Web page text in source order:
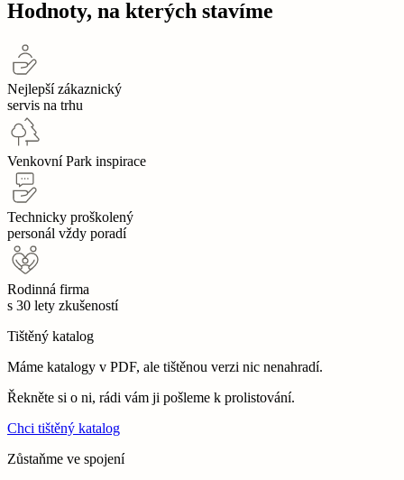
Hodnoty, na kterých stavíme
Nejlepší zákaznický
servis na trhu
Venkovní Park inspirace
Technicky proškolený
personál vždy poradí
Rodinná firma
s 30 lety zkušeností
Tištěný katalog
Máme katalogy v PDF, ale tištěnou verzi nic nenahradí.
Řekněte si o ni, rádi vám ji pošleme k prolistování.
Chci tištěný katalog
Zůstaňme ve spojení